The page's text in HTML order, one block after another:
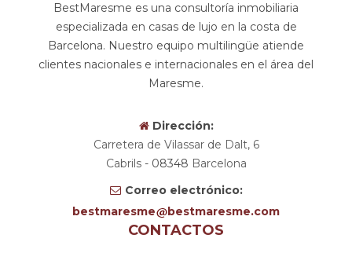
BestMaresme es una consultoría inmobiliaria
especializada en casas de lujo en la costa de
Barcelona. Nuestro equipo multilingüe atiende
clientes nacionales e internacionales en el área del
Maresme.
Dirección:
Carretera de Vilassar de Dalt, 6
Cabrils- 08348 Barcelona
Correo electrónico:
bestmaresme
bestmaresme.com
CONTACTOS